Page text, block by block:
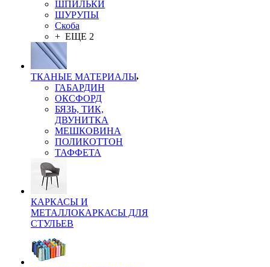
ШПИЛЬКИ
ШУРУПЫ
Скоба
+ ЕЩЕ 2
ТКАНЫЕ МАТЕРИАЛЫ
ГАБАРДИН
ОКСФОРД
БЯЗЬ, ТИК,
ДВУНИТКА
МЕШКОВИНА
ПОЛИКОТТОН
ТАФФЕТА
КАРКАСЫ И
МЕТАЛЛОКАРКАСЫ ДЛЯ
СТУЛЬЕВ